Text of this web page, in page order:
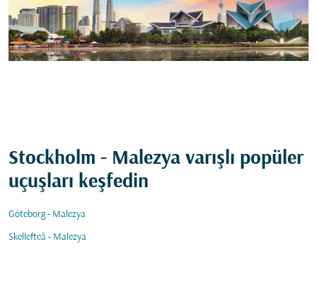
Stockholm - Malezya varışlı popüler
uçuşları keşfedin
Göteborg - Malezya
Skellefteå - Malezya